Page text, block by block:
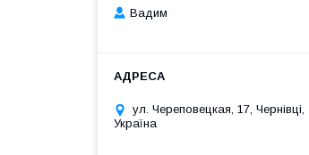
Вадим
ул. Череповецкая, 17, Чернівці,
Україна